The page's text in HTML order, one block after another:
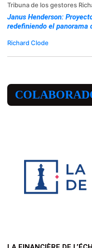
Tribuna de los gestores
Janus Henderson:
redefiniendo el panorama
Richard Clode